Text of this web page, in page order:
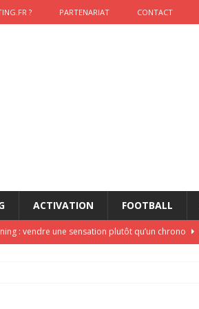
? PARTENARIAT CONTACT
ACTIVATION FOOTBALL
: vendre une sensation plutôt qu’un chrono